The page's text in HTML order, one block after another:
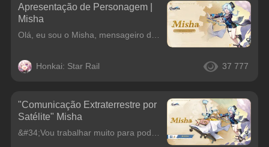
Apresentação de Personagem |
Misha
Honkai: Star Rail 37 777
"Comunicação Extraterrestre por
Satélite" Misha